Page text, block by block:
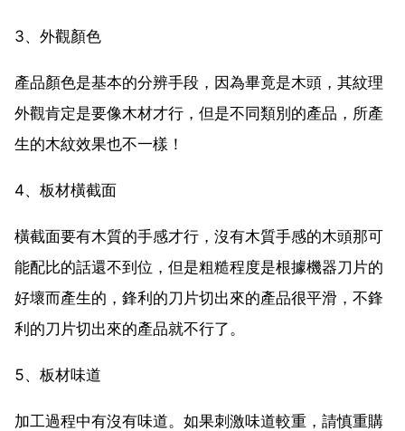
3、外觀顏色
產品顏色是基本的分辨手段，因為畢竟是木頭，其紋理
外觀肯定是要像木材才行，但是不同類別的產品，所產
生的木紋效果也不一樣！
4、板材橫截面
橫截面要有木質的手感才行，沒有木質手感的木頭那可
能配比的話還不到位，但是粗糙程度是根據機器刀片的
好壞而產生的，鋒利的刀片切出來的產品很平滑，不鋒
利的刀片切出來的產品就不行了。
5、板材味道
加工過程中有沒有味道。如果刺激味道較重，請慎重購